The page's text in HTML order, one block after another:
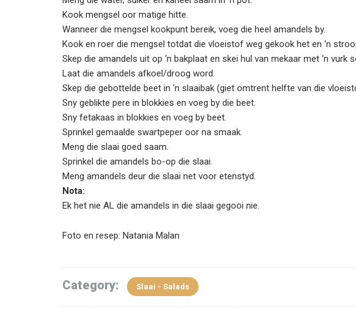
Kook mengsel oor matige hitte.
Wanneer die mengsel kookpunt bereik, voeg die heel amandels by.
Kook en roer die mengsel totdat die vloeistof weg gekook het en ‘n
Skep die amandels uit op ‘n bakplaat en skei hul van mekaar met ‘n vurk
Laat die amandels afkoel/droog word.
Skep die gebottelde beet in ‘n slaaibak (giet omtrent helfte van die
Sny geblikte pere in blokkies en voeg by die beet.
Sny fetakaas in blokkies en voeg by beet.
Sprinkel gemaalde swartpeper oor na smaak.
Meng die slaai goed saam.
Sprinkel die amandels bo-op die slaai.
Meng amandels deur die slaai net voor etenstyd.
Nota:
Ek het nie AL die amandels in die slaai gegooi nie.
Foto en resep: Natania Malan
Category: Slaai - Salads